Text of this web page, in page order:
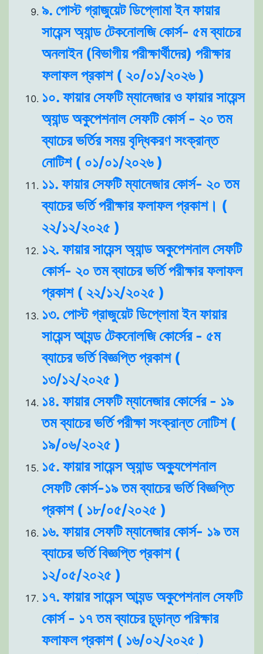
৯. পোস্ট গ্রাজুয়েট ডিপ্লোমা ইন ফায়ার
সায়েন্স অ্যান্ড টেকনোলজি কোর্স- ৫ম ব্যাচের
অনলাইন (বিভাগীয় পরীক্ষার্থীদের) পরীক্ষার
ফলাফল প্রকাশ ( ২০/০১/২০২৬ )
১০. ফায়ার সেফটি ম্যানেজার ও ফায়ার সায়েন্স
অ্যান্ড অকুপেশনাল সেফটি কোর্স - ২০ তম
ব্যাচের ভর্তির সময় বৃদ্ধিকরণ সংক্রান্ত
নোটিশ ( ০১/০১/২০২৬ )
১১. ফায়ার সেফটি ম্যানেজার কোর্স- ২০ তম
ব্যাচের ভর্তি পরীক্ষার ফলাফল প্রকাশ। (
২২/১২/২০২৫ )
১২. ফায়ার সায়েন্স অ্যান্ড অকুপেশনাল সেফটি
কোর্স- ২০ তম ব্যাচের ভর্তি পরীক্ষার ফলাফল
প্রকাশ ( ২২/১২/২০২৫ )
১৩. পোস্ট গ্রাজুয়েট ডিপ্লোমা ইন ফায়ার
সায়েন্স আ্যন্ড টেকনোলজি কোর্সের - ৫ম
ব্যাচের ভর্তি বিজ্ঞপ্তি প্রকাশ (
১৩/১২/২০২৫ )
১৪. ফায়ার সেফটি ম্যানেজার কোর্সের - ১৯
তম ব্যাচের ভর্তি পরীক্ষা সংক্রান্ত নোটিশ (
১৯/০৬/২০২৫ )
১৫. ফায়ার সায়েন্স অ্যান্ড অক্যুপেশনাল
সেফটি কোর্স-১৯ তম ব্যাচের ভর্তি বিজ্ঞপ্তি
প্রকাশ ( ১৮/০৫/২০২৫ )
১৬. ফায়ার সেফটি ম্যানেজার কোর্স- ১৯ তম
ব্যাচের ভর্তি বিজ্ঞপ্তি প্রকাশ (
১২/০৫/২০২৫ )
১৭. ফায়ার সায়েন্স আ্যন্ড অকুপেশনাল সেফটি
কোর্স - ১৭ তম ব্যাচের চূড়ান্ত পরিক্ষার
ফলাফল প্রকাশ ( ১৬/০২/২০২৫ )